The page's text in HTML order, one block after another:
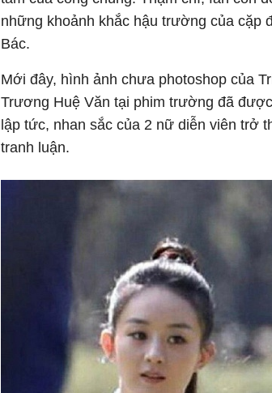
những khoảnh khắc hậu trường của cặp
Bác.
Mới đây, hình ảnh chưa photoshop của
Trương Huệ Văn tại phim trường đã
lập tức, nhan sắc của 2 nữ diễn viên trở
tranh luận.